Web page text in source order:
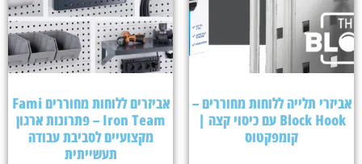
אביזרי תלייה ללוחות מחוררים –
Block Hook עם כיסוי קצה |
קומפקטוס
אביזרים ללוחות מחוררים Fami
Iron Team – פתרונות ארגון
מקצועיים לסביבת עבודה
תעשייתית